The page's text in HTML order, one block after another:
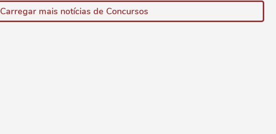
Carregar mais notícias de Concursos